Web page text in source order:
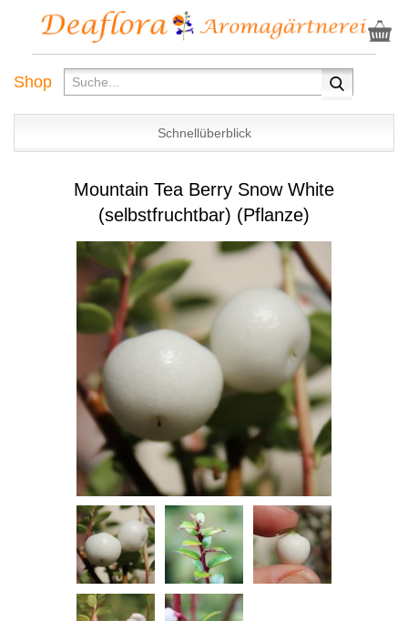
Shop
Schnellüberblick
Mountain Tea Berry Snow White
(selbstfruchtbar) (Pflanze)